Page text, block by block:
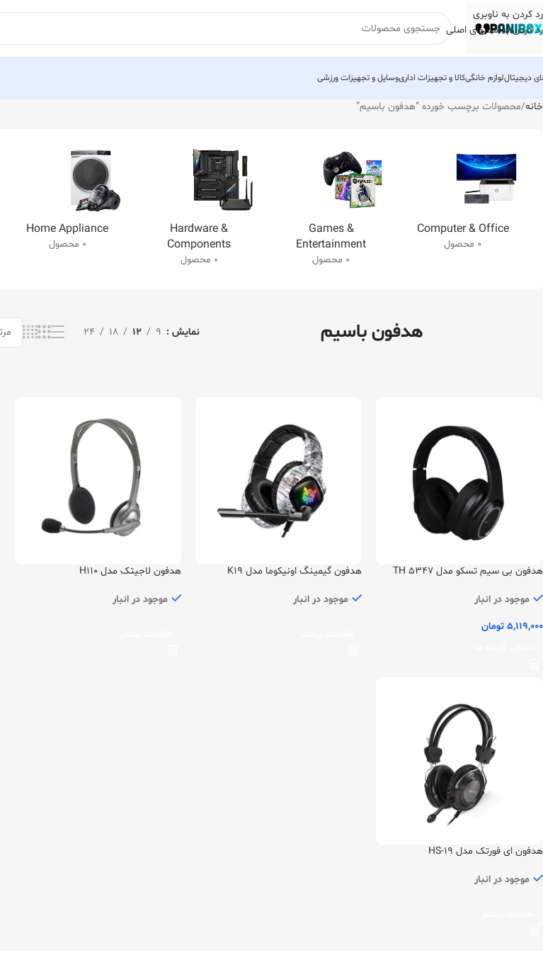
رد کردن به ناوبری
رد کردن به محتوای اصلی
دیجیتاللوازم خانگیکالا و تجهیزات اداریوسایل و تجهیزات ورزشی
خانه محصولات برچسب خورده “هدفون باسیم”
Computer & Office
0 محصول
Games &
Entertainment
0 محصول
Hardware &
Components
0 محصول
Home Appliance
0 محصول
هدفون باسیم نمایش 9
12
18
24
هدفون بی سیم تسکو مدل TH 5347
موجود در انبار
5,119,000 تومان
هدفون گیمینگ اونیکوما مدل K19
موجود در انبار
هدفون لاجیتک مدل H110
موجود در انبار
هدفون ای فورتک مدل HS-19
موجود در انبار